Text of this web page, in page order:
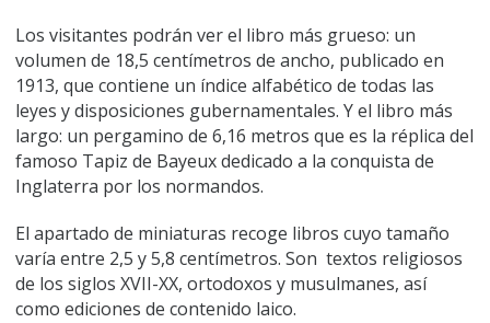
Los visitantes podrán ver el libro más grueso: un
volumen de 18,5 centímetros de ancho, publicado en
1913, que contiene un índice alfabético de todas las
leyes y disposiciones gubernamentales. Y el libro más
largo: un pergamino de 6,16 metros que es la réplica del
famoso Tapiz de Bayeux dedicado a la conquista de
Inglaterra por los normandos.
El apartado de miniaturas recoge libros cuyo tamaño
varía entre 2,5 y 5,8 centímetros. Son textos religiosos
de los siglos XVII-XX, ortodoxos y musulmanes, así
como ediciones de contenido laico.